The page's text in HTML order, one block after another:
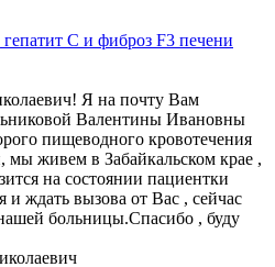
С и фиброз F3 печени
Я на почту Вам
Валентины Ивановны
пищеводного кровотечения
мы живем в Забайкальском крае ,
на состоянии пациентки
ждать вызова от Вас , сейчас
больницы.Спасибо , буду